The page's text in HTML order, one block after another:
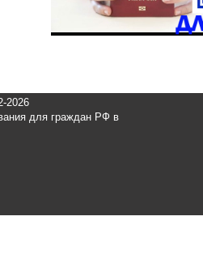
2026
для граждан РФ в